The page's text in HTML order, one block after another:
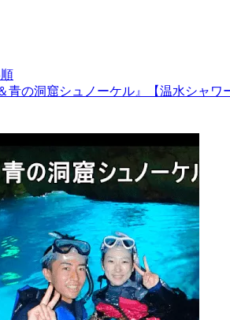
青の洞窟シュノーケル』【温水シャ